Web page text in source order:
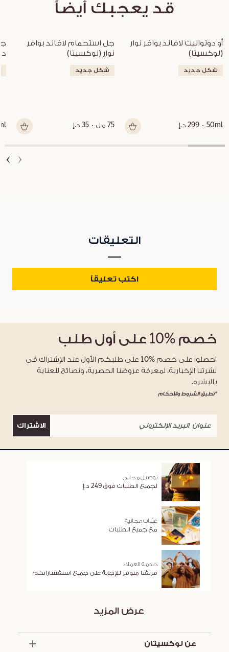
قد يعجبك أيضاً
(لوكسيتا)
شكل جديد
50ml 299 د.إ
نوار (لوكسيتا)
شكل جديد
75 مل 35 د.إ
التعليقات
اكتب تعليقاً
خصم %10 على أول طلب
احصلوا على خصم %10 على طلبكم الأول عند الإشتراك في
نشرتنا الإخبارية، لمعرفة عروضنا الحصرية، ونصائح للعناية
بالبشرة.
*تطبق الشروط والأحكام
الاشتراك
توصيل مجاني
لجميع الطلبات فوق 249 د.إ
عيّنات مجانية
مع جميع الطلبات
خدمة العملاء
فريقنا متوفر للإجابة على جميع استفساراتكم
عرض المزيد
عن لوكسيتان